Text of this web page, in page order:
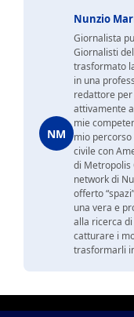
NM
Nunzio
Giornalista
Giornalisti
trasformato
in una
redattore
attivamente
mie
mio
civile con
di Metropolis
network di
offerto
una vera e
alla ricerca
catturare i
trasformarli